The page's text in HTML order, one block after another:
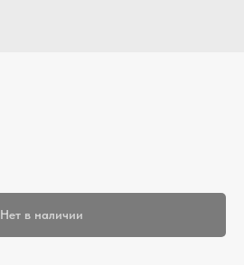
Нет в наличии